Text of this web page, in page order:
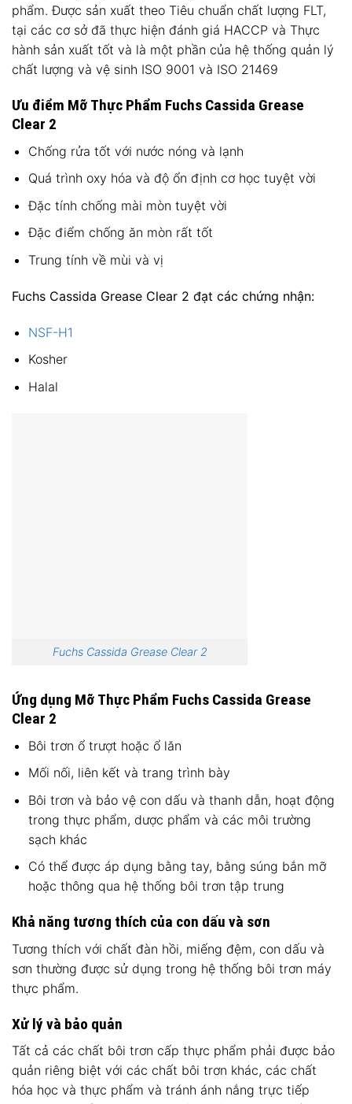
phẩm. Được sản xuất theo Tiêu chuẩn chất lượng FLT,
tại các cơ sở đã thực hiện đánh giá HACCP và Thực
hành sản xuất tốt và là một phần của hệ thống quản lý
chất lượng và vệ sinh ISO 9001 và ISO 21469
Ưu điểm Mỡ Thực Phẩm Fuchs Cassida Grease
Clear 2
Chống rửa tốt với nước nóng và lạnh
Quá trình oxy hóa và độ ổn định cơ học tuyệt vời
Đặc tính chống mài mòn tuyệt vời
Đặc điểm chống ăn mòn rất tốt
Trung tính về mùi và vị
Fuchs Cassida Grease Clear 2 đạt các chứng nhận:
NSF-H1
Kosher
Halal
Fuchs Cassida Grease Clear 2
Ứng dụng Mỡ Thực Phẩm Fuchs Cassida Grease
Clear 2
Bôi trơn ổ trượt hoặc ổ lăn
Mối nối, liên kết và trang trình bày
Bôi trơn và bảo vệ con dấu và thanh dẫn, hoạt động
trong thực phẩm, dược phẩm và các môi trường
sạch khác
Có thể được áp dụng bằng tay, bằng súng bắn mỡ
hoặc thông qua hệ thống bôi trơn tập trung
Khả năng tương thích của con dấu và sơn
Tương thích với chất đàn hồi, miếng đệm, con dấu và
sơn thường được sử dụng trong hệ thống bôi trơn máy
thực phẩm.
Xử lý và bảo quản
Tất cả các chất bôi trơn cấp thực phẩm phải được bảo
quản riêng biệt với các chất bôi trơn khác, các chất
hóa học và thực phẩm và tránh ánh nắng trực tiếp